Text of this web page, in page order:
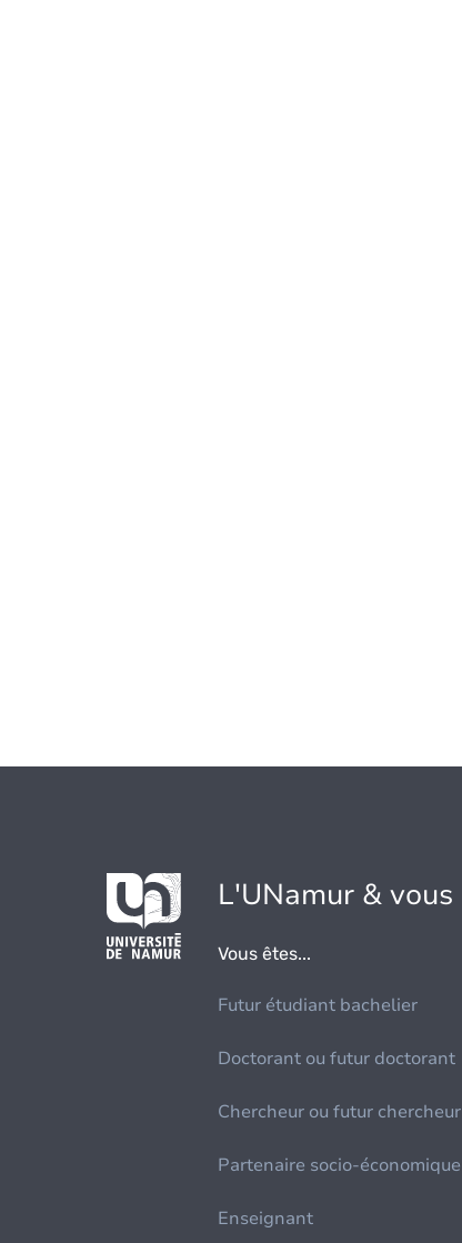
L'UNamur & vous
Vous êtes...
Futur étudiant bachelier
Doctorant ou futur doctorant
Chercheur ou futur chercheur
Partenaire socio-économique
Enseignant